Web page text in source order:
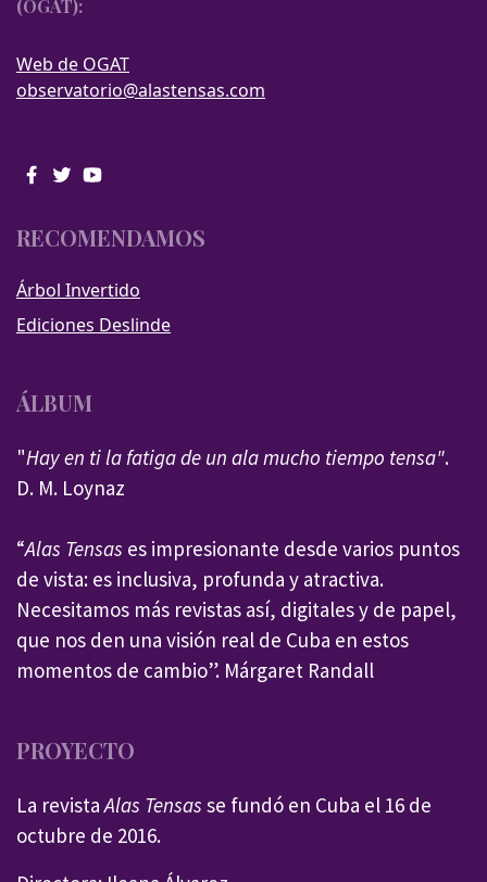
(OGAT):
Web de OGAT
observatorio@alastensas.com
RECOMENDAMOS
Árbol Invertido
Ediciones Deslinde
ÁLBUM
"Hay en ti la fatiga de un ala mucho tiempo tensa".
D. M. Loynaz
“Alas Tensas es impresionante desde varios puntos
de vista: es inclusiva, profunda y atractiva.
Necesitamos más revistas así, digitales y de papel,
que nos den una visión real de Cuba en estos
momentos de cambio”. Márgaret Randall
PROYECTO
La revistaAlas Tensas se fundó en Cuba el 16 de
octubre de 2016.